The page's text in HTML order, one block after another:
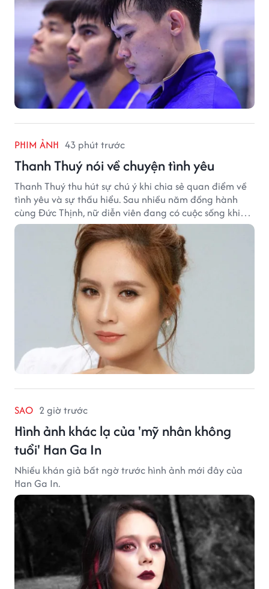
PHIM ẢNH 43 phút trước
Thanh Thuý nói về chuyện tình yêu
Thanh Thuý thu hút sự chú ý khi chia sẻ quan điểm về
tình yêu và sự thấu hiểu. Sau nhiều năm đồng hành
cùng Đức Thịnh, nữ diễn viên đang có cuộc sống khiến
nhiều khán giả quan tâm.
SAO 2 giờ trước
Hình ảnh khác lạ của 'mỹ nhân không
tuổi' Han Ga In
Nhiều khán giả bất ngờ trước hình ảnh mới đây của
Han Ga In.